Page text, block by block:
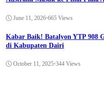
June 11, 2026•665 Views
Kabar Baik! Batalyon YTP 908
di Kabupaten Dairi
October 11, 2025•344 Views